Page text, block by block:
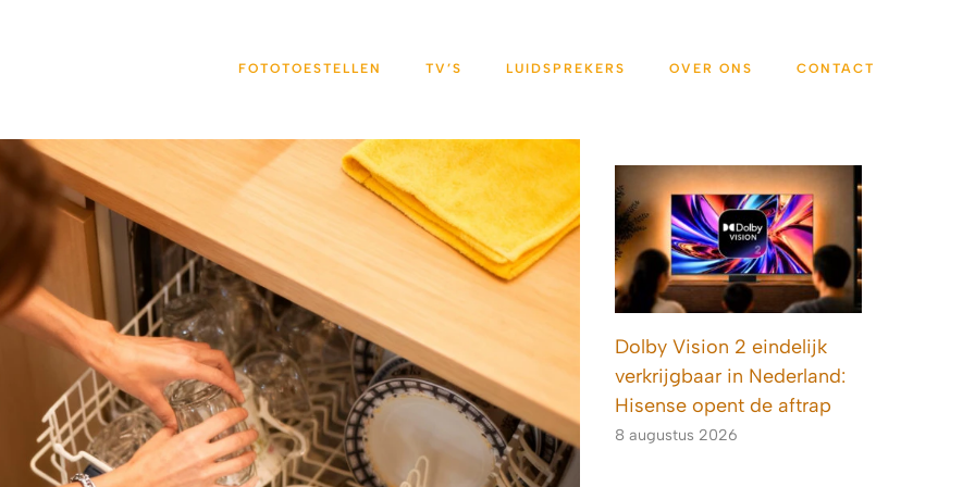
FOTOTOESTELLEN TV’S LUIDSPREKERS OVER ONS CONTACT
Dolby Vision 2 eindelijk
verkrijgbaar in Nederland:
Hisense opent de aftrap
8 augustus 2026